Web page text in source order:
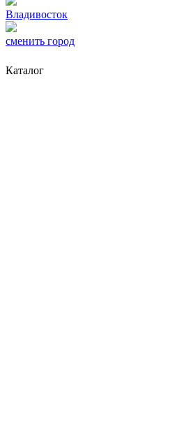
Владивосток
сменить город
Каталог